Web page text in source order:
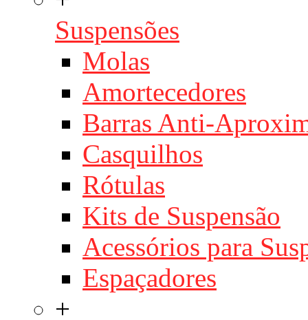
Suspensões
Molas
Amortecedores
Barras Anti-
Casquilhos
Rótulas
Kits de Suspensão
Acessórios para
Espaçadores
+